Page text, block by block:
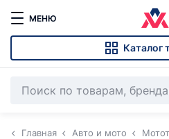
МЕНЮ
Каталог
Главная Авто и мото